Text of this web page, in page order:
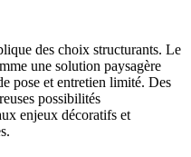
des choix structurants. Le
une solution paysagère
pose et entretien limité. Des
possibilités
enjeux décoratifs et